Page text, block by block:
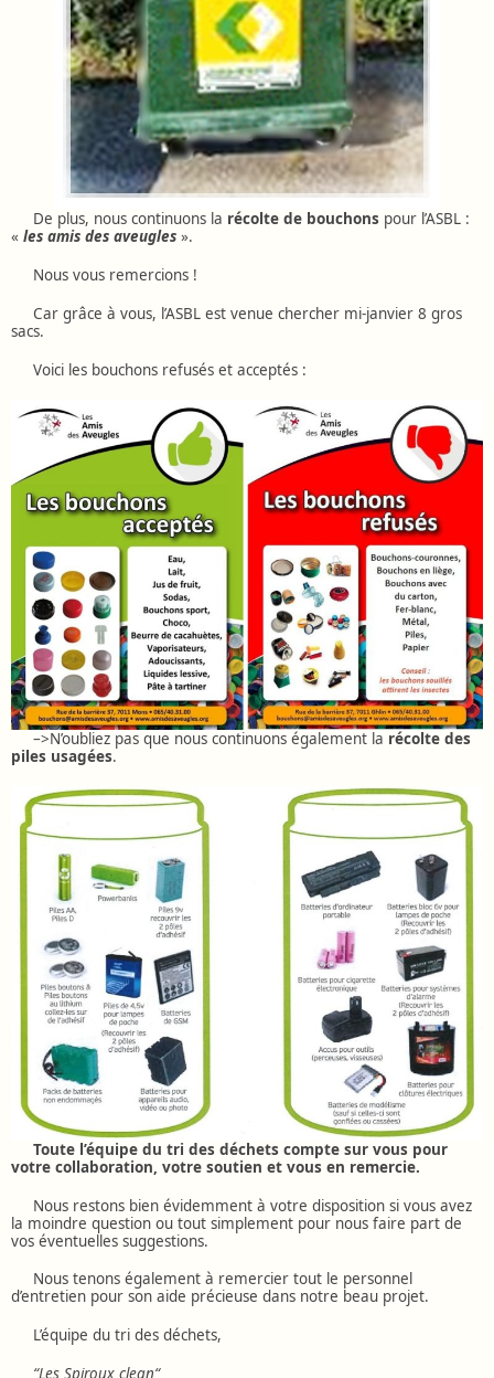
De plus, nous continuons la récolte de bouchons pour l’ASBL :
« les amis des aveugles ».
Nous vous remercions !
Car grâce à vous, l’ASBL est venue chercher mi-janvier 8 gros
sacs.
Voici les bouchons refusés et acceptés :
–>N’oubliez pas que nous continuons également la récolte des
piles usagées.
Toute l’équipe du tri des déchets compte sur vous pour
votre collaboration, votre soutien et vous en remercie.
Nous restons bien évidemment à votre disposition si vous avez
la moindre question ou tout simplement pour nous faire part de
vos éventuelles suggestions.
Nous tenons également à remercier tout le personnel
d’entretien pour son aide précieuse dans notre beau projet.
L’équipe du tri des déchets,
“Les Spiroux clean“